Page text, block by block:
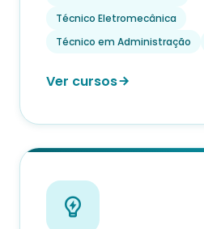
Técnico Eletromecânica
Técnico em Administração
Ver cursos